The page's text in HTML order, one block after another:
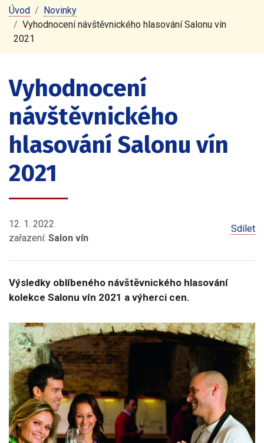
Úvod
Novinky
Vyhodnocení návštěvnického hlasování Salonu vín
2021
Vyhodnocení
návštěvnického
hlasování Salonu vín
2021
12. 1. 2022
zařazení: Salon vín
Sdílet
Výsledky oblíbeného návštěvnického hlasování
kolekce Salonu vín 2021 a výherci cen.